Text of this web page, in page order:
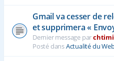
Gmail va cesser de
et supprimera «
Dernier message par
Posté dansActualité du